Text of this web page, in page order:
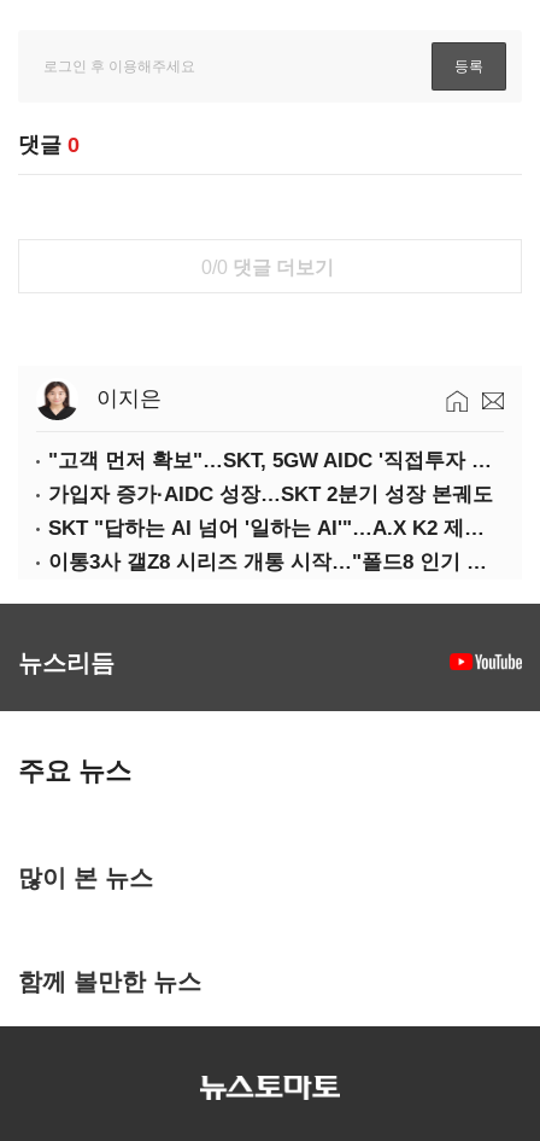
댓글 0
0/0 댓글 더보기
이지은
"고객 먼저 확보"…SKT, 5GW AIDC '직접투자 최소화'
가입자 증가·AIDC 성장…SKT 2분기 성장 본궤도
SKT "답하는 AI 넘어 '일하는 AI'"…A.X K2 제조·국방 확산
이통3사 갤Z8 시리즈 개통 시작…"폴드8 인기 가장 높아"
뉴스리듬
주요 뉴스
많이 본 뉴스
함께 볼만한 뉴스